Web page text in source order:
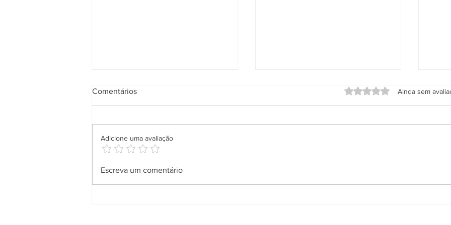
Salineira leva solidariedade a
com entrega de doações da
recursos, melhor usabilidade e
Comentários Avaliado com 0 de 5
Ainda sem
Adicione uma avaliação
Escreva um comentário